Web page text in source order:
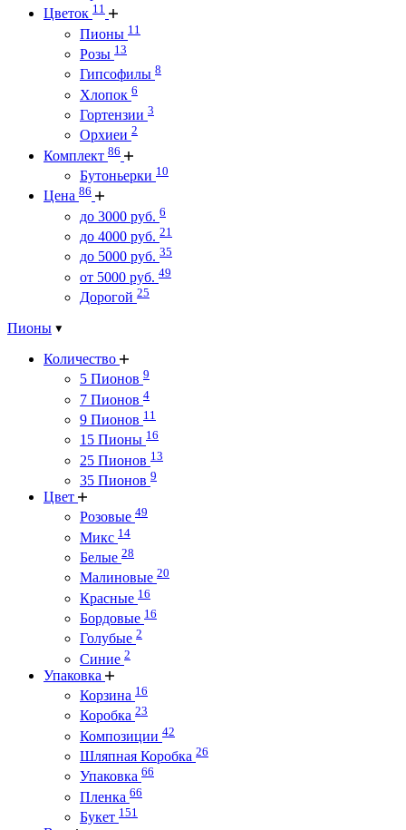
Цветок 11
Пионы 11
Розы 13
Гипсофилы 8
Хлопок 6
Гортензии 3
Орхиеи 2
Комплект 86
Бутоньерки 10
Цена 86
до 3000 руб. 6
до 4000 руб. 21
до 5000 руб. 35
от 5000 руб. 49
Дорогой 25
Пионы
Количество
5 Пионов 9
7 Пионов 4
9 Пионов 11
15 Пионы 16
25 Пионов 13
35 Пионов 9
Цвет
Розовые 49
Микс 14
Белые 28
Малиновые 20
Красные 16
Бордовые 16
Голубые 2
Синие 2
Упаковка
Корзина 16
Коробка 23
Композиции 42
Шляпная Коробка 26
Упаковка 66
Пленка 66
Букет 151